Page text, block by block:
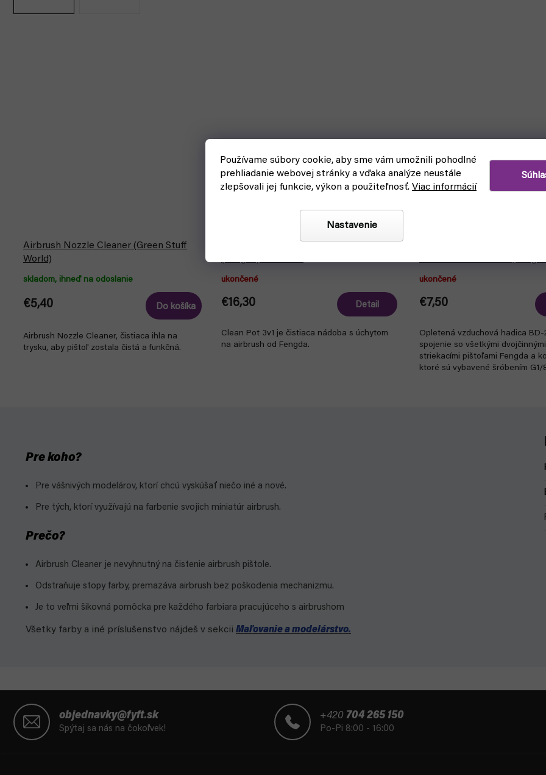
Používame súbory cookie, aby sme vám umožnili pohodlné
prehliadanie webovej stránky a vďaka analýze neustále
zlepšovali jej funkcie, výkon a použiteľnosť. Viac informácií
Nastavenie
Airbrush Nozzle Cleaner (Green Stuff
World)
skladom, ihneď na odoslanie
€5,40 Do košíka
Airbrush Nozzle Cleaner, čistiaca ihla na
trysku, aby pištoľ zostala čistá a funkčná.
ukončené
€16,30 Detail
Clean Pot 3v1 je čistiaca nádoba s úchytom
na airbrush od Fengda.
ukončené
€7,50
Opletená vzduchová hadica
spojenie so všetkými
striekacími pištoľami Fengda a
ktoré sú vybavené šróbením G1/
Pre koho?
Pre vášnivých modelárov, ktorí chcú vyskúšať niečo iné a nové.
Pre tých, ktorí využívajú na farbenie svojich miniatúr airbrush.
Prečo?
Airbrush Cleaner je nevyhnutný na čistenie airbrush pištole.
Odstraňuje stopy farby, premazáva airbrush bez poškodenia mechanizmu.
Je to veľmi šikovná pomôcka pre každého farbiara pracujúceho s airbrushom
Všetky farby a iné príslušenstvo nájdeš v sekcii Maľovanie a modelárstvo.
objednavky@fyft.sk
Spýtaj sa nás na čokoľvek!
+420 704 265 150
Po-Pi 8:00 - 16:00